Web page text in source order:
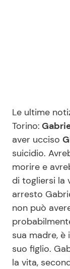
Viaggi e
Festività
Seguici
Info
Chi siamo
Le ultime
Torino:
aver ucciso
suicidio.
morire e
di togliersi la
arresto
non può
sua madre,
suo figlio.
la vita,